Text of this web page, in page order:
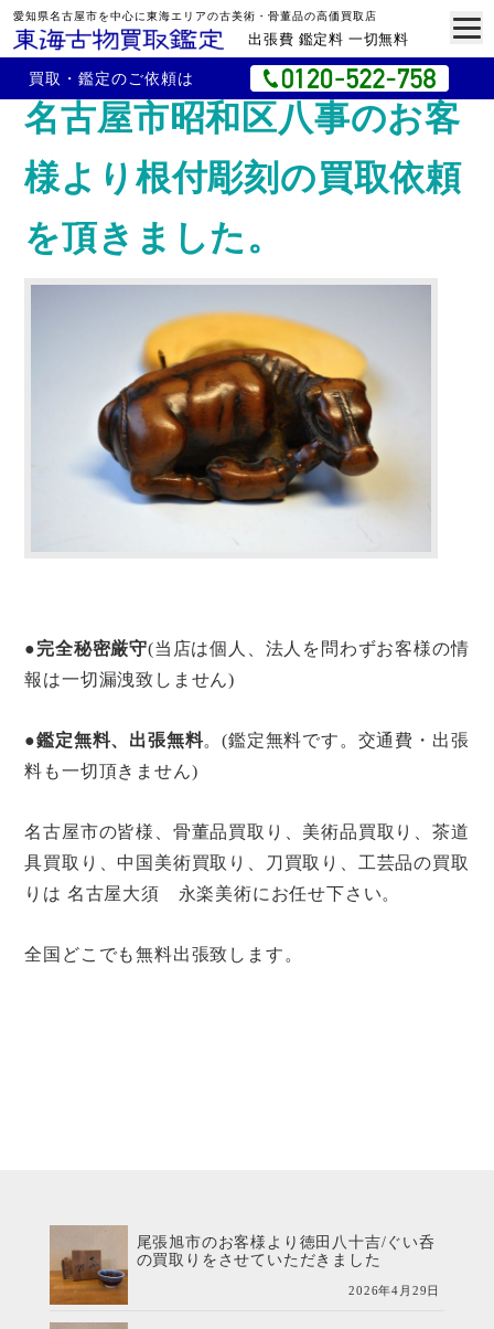
愛知県名古屋市を中心に東海エリアの古美術・骨董品の高価買取店
出張費 鑑定料 一切無料
買取・鑑定のご依頼は
名古屋市昭和区八事のお客
様より根付彫刻の買取依頼
を頂きました。
●完全秘密厳守(当店は個人、法人を問わずお客様の情
報は一切漏洩致しません)
●鑑定無料、出張無料。(鑑定無料です。交通費・出張
料も一切頂きません)
名古屋市の皆様、骨董品買取り、美術品買取り、茶道
具買取り、中国美術買取り、刀買取り、工芸品の買取
りは 名古屋大須 永楽美術にお任せ下さい。
全国どこでも無料出張致します。
尾張旭市のお客様より徳田八十吉/ぐい呑
の買取りをさせていただきました
2026年4月29日